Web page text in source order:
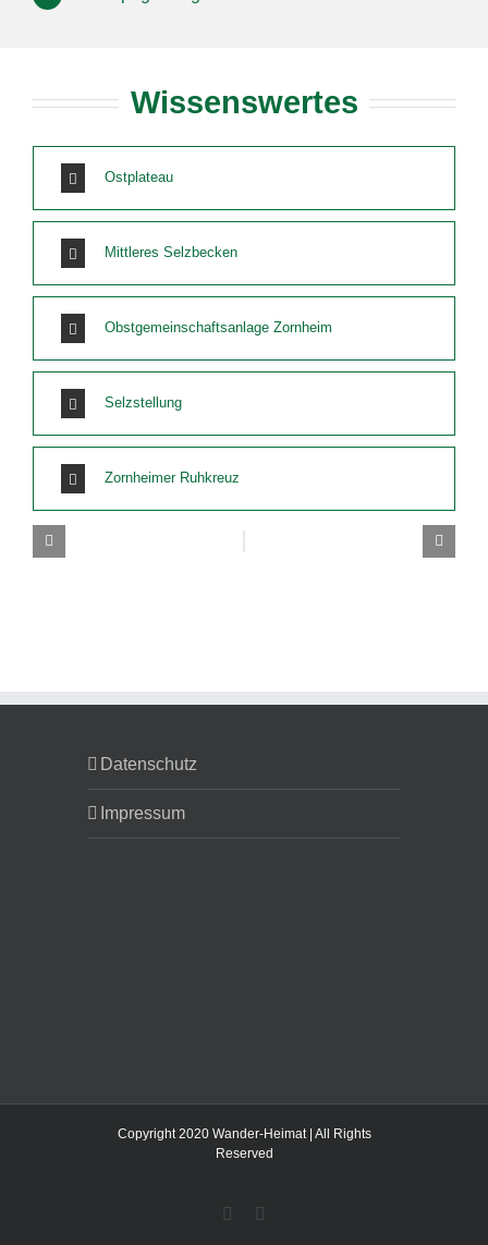
Wissenswertes
Ostplateau
Mittleres Selzbecken
Obstgemeinschaftsanlage Zornheim
Selzstellung
Zornheimer Ruhkreuz
Datenschutz
Impressum
Copyright 2020 Wander-Heimat | All Rights
Reserved
Instagram